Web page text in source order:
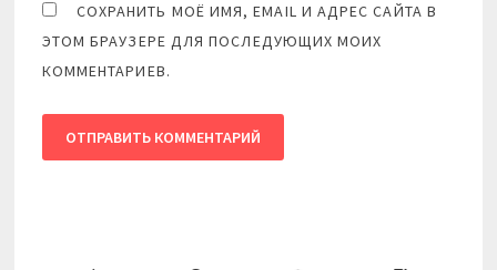
СОХРАНИТЬ МОЁ ИМЯ, EMAIL И АДРЕС САЙТА В
ЭТОМ БРАУЗЕРЕ ДЛЯ ПОСЛЕДУЮЩИХ МОИХ
КОММЕНТАРИЕВ.